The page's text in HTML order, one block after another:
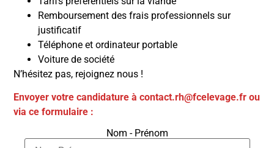
Remboursement des frais professionnels sur
justificatif
Téléphone et ordinateur portable
Voiture de société
N’hésitez pas, rejoignez nous !
Envoyer votre candidature à contact.rh@fcelevage.fr ou
via ce formulaire :
Nom - Prénom